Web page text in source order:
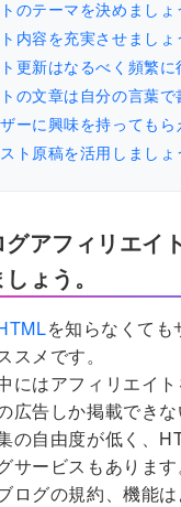
のテーマを決めましょ
内容を充実させましょ
更新はなるべく頻繁に
の文章は自分の言葉で
ーに興味を持ってもら
ト原稿を活用しましょ
グアフィリエイ
ょう。
を知らなくて
スメです。
にはアフィリエイ
広告しか掲載でき
の自由度が低く、
サービスもありま
ログの規約、機能は